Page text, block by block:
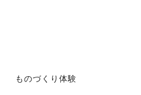
ものづくり体験